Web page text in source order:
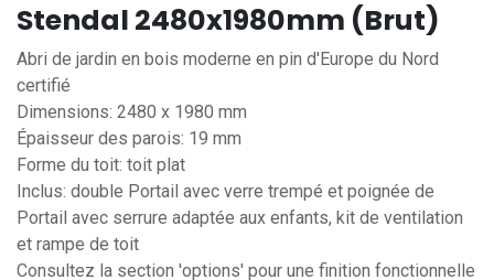
Stendal 2480x1980mm (Brut)
Abri de jardin en bois moderne en pin d'Europe du Nord
certifié
Dimensions: 2480 x 1980 mm
Épaisseur des parois: 19 mm
Forme du toit: toit plat
Inclus: double Portail avec verre trempé et poignée de
Portail avec serrure adaptée aux enfants, kit de ventilation
et rampe de toit
Consultez la section 'options' pour une finition fonctionnelle